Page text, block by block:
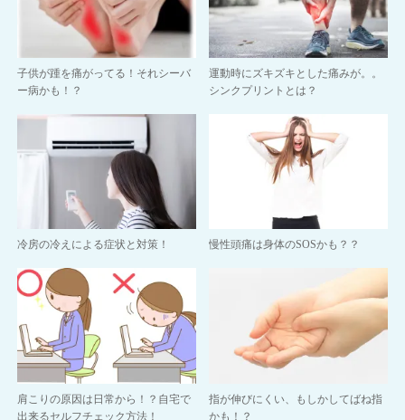
子供が踵を痛がってる！それシーバ
ー病かも！？
運動時にズキズキとした痛みが。。
シンクプリントとは？
冷房の冷えによる症状と対策！ 慢性頭痛は身体のSOSかも？？
肩こりの原因は日常から！？自宅で
出来るセルフチェック方法！
指が伸びにくい、もしかしてばね指
かも！？